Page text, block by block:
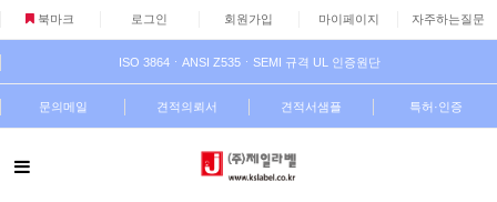
북마크 로그인 회원가입 마이페이지 자주하는질문
ISO 3864ㆍANSI Z535ㆍSEMI 규격 UL 인증원단
문의메일 견적의뢰서 견적서샘플 특허·인증